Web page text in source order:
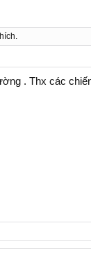
. Thx các